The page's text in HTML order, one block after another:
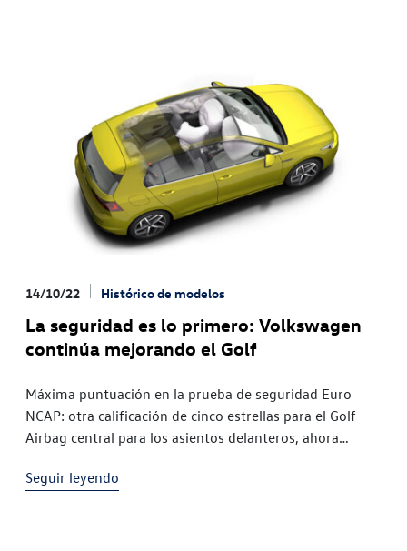
14/10/22 Histórico de modelos
La seguridad es lo primero: Volkswagen
continúa mejorando el Golf
Máxima puntuación en la prueba de seguridad Euro
NCAP: otra calificación de cinco estrellas para el Golf
Airbag central para los asientos delanteros, ahora
destacan los altos
Seguir leyendo